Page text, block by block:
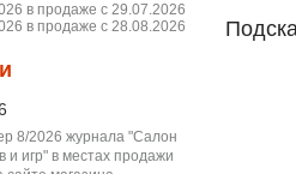
в продаже с 29.07.2026
в продаже с 28.08.2026
8/2026 журнала "Салон
и игр" в местах продажи